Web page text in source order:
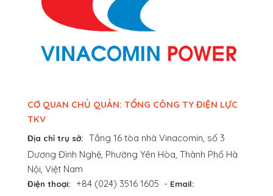
CƠ QUAN CHỦ QUẢN: TỔNG CÔNG TY ĐIỆN LỰC
TKV
Địa chỉ trụ sở: Tầng 16 tòa nhà Vinacomin, số 3
Dương Đình Nghệ, Phường Yên Hòa, Thành Phố Hà
Nội, Việt Nam
Điện thoại: +84 (024) 3516 1605 - Email: